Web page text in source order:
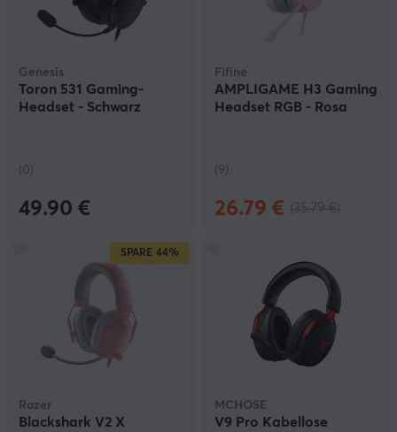
Genesis
Toron 531 Gaming-
Headset - Schwarz
(0)
49.90 €
Fifine
AMPLIGAME H3 Gaming
Headset RGB - Rosa
(9)
26.79 €
SPARE 44%
Razer
Blackshark V2 X
MCHOSE
V9 Pro Kabellose